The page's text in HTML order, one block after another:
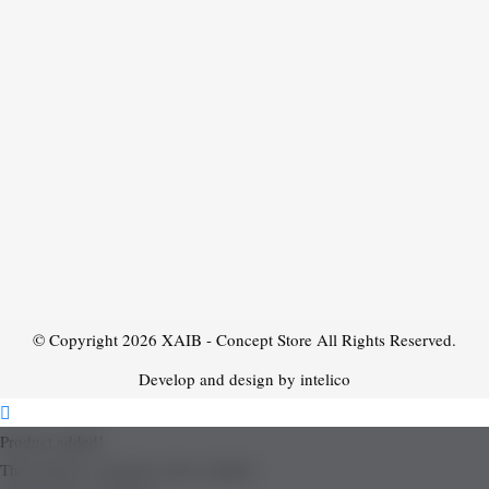
© Copyright 2026 XAIB - Concept Store All Rights Reserved.
Develop and design by intelico
Product added!
The product is already in the wishlist!